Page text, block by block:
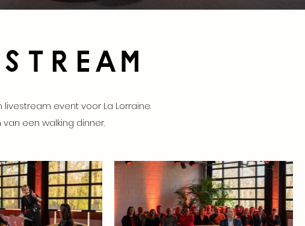
livestream event voor La Lorraine.
een walking dinner.